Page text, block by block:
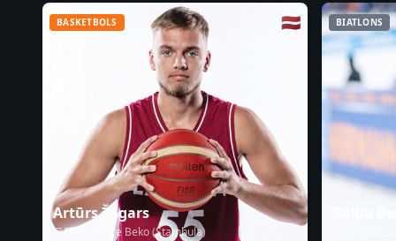
BASKETBOLS 🇱🇻
Artūrs Žagars
Fenerbahçe Beko (Stambula)
BIATLONS
Baiba